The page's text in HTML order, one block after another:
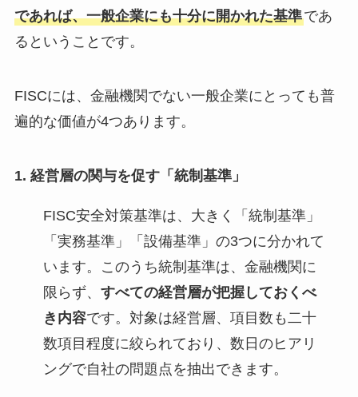
であれば、一般企業にも十分に開かれた基準であ
るということです。
FISCには、金融機関でない一般企業にとっても普
遍的な価値が4つあります。
1. 経営層の関与を促す「統制基準」
FISC安全対策基準は、大きく「統制基準」
「実務基準」「設備基準」の3つに分かれて
います。このうち統制基準は、金融機関に
限らず、 すべての経営層が把握しておくべ
き内容です。対象は経営層、項目数も二十
数項目程度に絞られており、数日のヒアリ
ングで自社の問題点を抽出できます。